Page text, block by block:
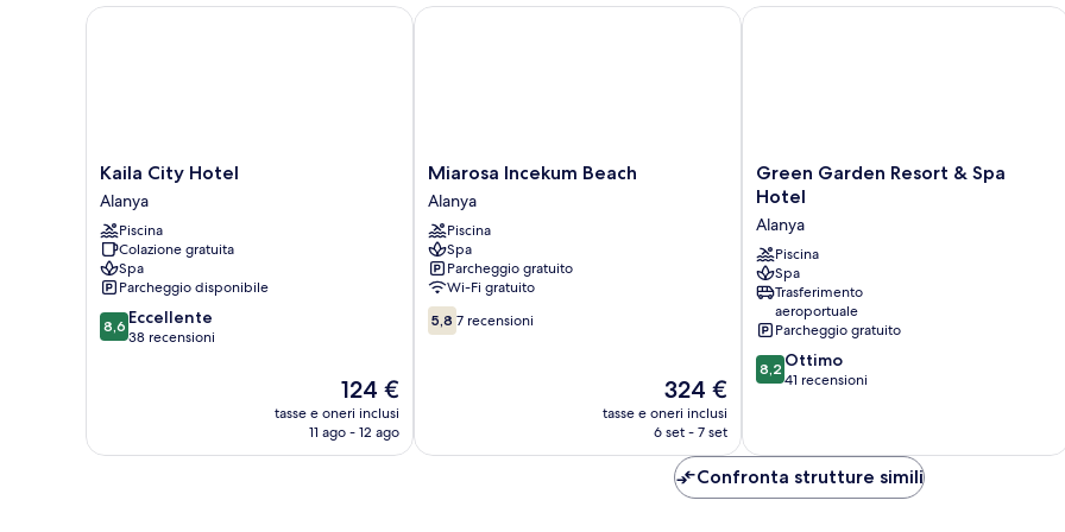
Kaila
City
Hotel
Alanya
Kaila City Hotel
Alanya
Piscina
Colazione gratuita
Spa
Parcheggio disponibile
8.6
su
8,6 Eccellente
38 recensioni
Il
prezzo
attuale
124 €
tasse e oneri inclusi
11 ago - 12 ago
Kaila City Hotel
Miarosa
Incekum
Beach
Alanya
Miarosa Incekum Beach
Alanya
Piscina
Spa
Parcheggio gratuito
Wi-Fi gratuito
5.8
su
5,8 7 recensioni
Il
prezzo
attuale
324 €
324 €
tasse e oneri inclusi
6 set - 7 set
Miarosa Incekum Beach
Green
Garden
&
Spa
Hotel
Alanya
Green Garden Resort & Spa
Hotel
Alanya
Piscina
Spa
Trasferimento
aeroportuale
Parcheggio gratuito
8.2
su
recensioni
8,2 Ottimo
41 recensioni
Green Garden Resort & Spa Hotel
Confronta strutture simili